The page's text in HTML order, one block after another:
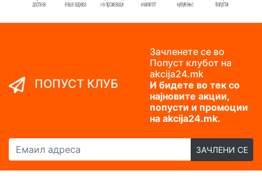
ПОПУСТ КЛУБ
Зачленете се во
Попуст клубот на
akcija24.mk
И бидете во тек со
најновите акции,
попусти и промоции
на akcija24.mk.
Емаил адреса
ЗАЧЛЕНИ СЕ